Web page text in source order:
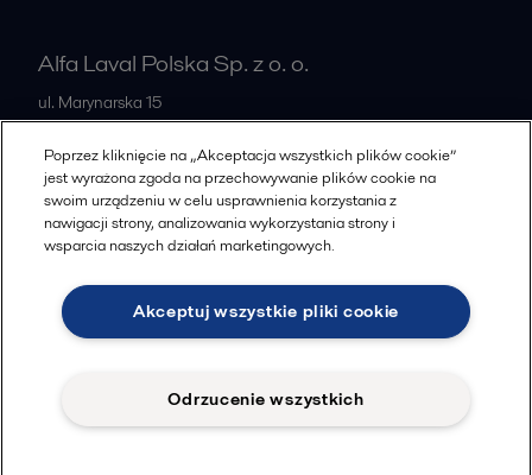
Alfa Laval Polska Sp. z o. o.
ul. Marynarska 15
Poland
+48 223366464
Znajdziesz nas na
Poprzez kliknięcie na „Akceptacja wszystkich plików cookie”
jest wyrażona zgoda na przechowywanie plików cookie na
swoim urządzeniu w celu usprawnienia korzystania z
nawigacji strony, analizowania wykorzystania strony i
wsparcia naszych działań marketingowych.
Akceptuj wszystkie pliki cookie
Odrzucenie wszystkich